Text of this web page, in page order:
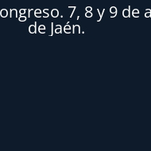
7, 8 y 9 de
de Jaén.